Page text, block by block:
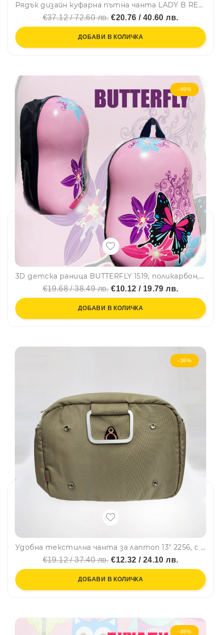
Рядък дизайн куфарна пътна чанта LADY B RED, твърда ABS
€37.12 / 72.60 лв.€20.76 / 40.60 лв.
ДОБАВИ В КОЛИЧКА
-49%
3D детска раница BUTTERFLY 1519, поликарбон, 3-8 г.
€19.68 / 38.49 лв.€10.12 / 19.79 лв.
ДОБАВИ В КОЛИЧКА
-36%
Удобна текстилна чанта за лаптоп 13" 2256, с 2 джоба и метални дръжки с кожена закопчалка за удобство в дланта
€19.12 / 37.40 лв.€12.32 / 24.10 лв.
ДОБАВИ В КОЛИЧКА
-49%